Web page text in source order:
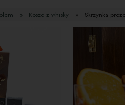
» Kosze z whisky » Skrzynka